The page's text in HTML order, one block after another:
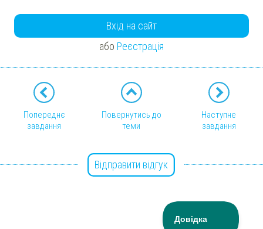
Вхід на сайт
або Реєстрація
Попереднє
завдання
Повернутись до
теми
Наступне
завдання
Відправити відгук